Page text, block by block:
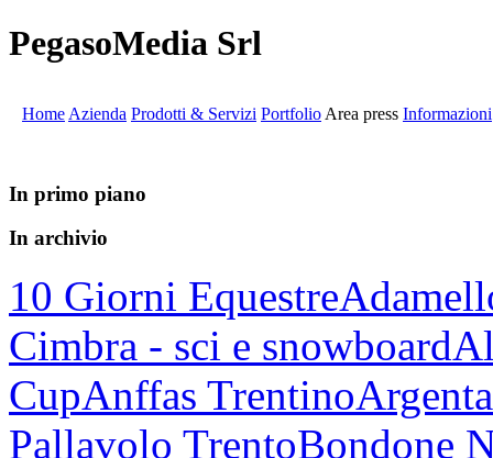
PegasoMedia Srl
Home Azienda Prodotti & Servizi Portfolio Area press Informazioni
In primo piano
In archivio
10 Giorni Equestre
Cimbra - sci e snowboard
CupAnffas Trentino
Pallavolo TrentoBondone